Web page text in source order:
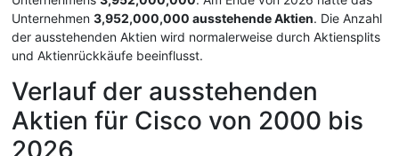
Unternehmen 3,952,000,000 ausstehende Aktien. Die Anzahl
der ausstehenden Aktien wird normalerweise durch Aktiensplits
und Aktienrückkäufe beeinflusst.
Verlauf der ausstehenden
Aktien für Cisco von 2000 bis
2026